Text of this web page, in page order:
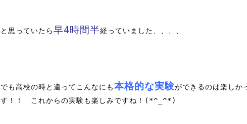
と思っていたら早4時間半経っていました、、、、
でも高校の時と違ってこんなにも本格的な実験ができるのは楽しか
す！！ これからの実験も楽しみですね！(*^_^*)